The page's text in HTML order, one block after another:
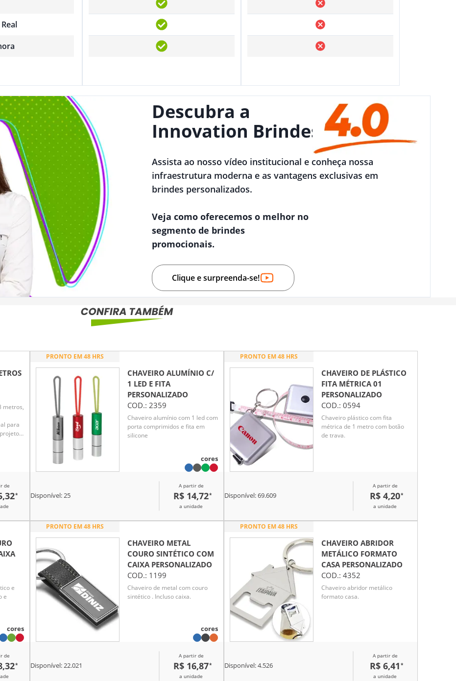
Descubra a
Innovation Brindes
Assista ao nosso vídeo institucional e conheça nossa
infraestrutura moderna e as vantagens exclusivas em
brindes personalizados.
Veja como oferecemos o melhor no
segmento de brindes
promocionais.
Clique e surpreenda-se!
metros,
para
de
*
PRONTO EM 48 HRS
CHAVEIRO ALUMÍNIO C/
1 LED E FITA
PERSONALIZADO
COD.: 2359
Chaveiro alumínio com 1 led com
porta comprimidos e fita em
silicone
cores
Disponível:25
A partir de
R$ 14,72*
a unidade
PRONTO EM 48 HRS
CHAVEIRO DE PLÁSTICO
FITA MÉTRICA 01
PERSONALIZADO
COD.: 0594
Chaveiro plástico com fita
métrica de 1 metro com botão
de trava.
Disponível:69.609
A partir de
R$ 4,20*
a unidade
e
e
cores
de
*
PRONTO EM 48 HRS
CHAVEIRO METAL
COURO SINTÉTICO COM
CAIXA PERSONALIZADO
COD.: 1199
Chaveiro de metal com couro
sintético . Incluso caixa.
cores
Disponível:22.021
A partir de
R$ 16,87*
a unidade
PRONTO EM 48 HRS
CHAVEIRO ABRIDOR
METÁLICO FORMATO
CASA PERSONALIZADO
COD.: 4352
Chaveiro abridor metálico
formato casa.
Disponível:4.526
A partir de
R$ 6,41 *
a unidade